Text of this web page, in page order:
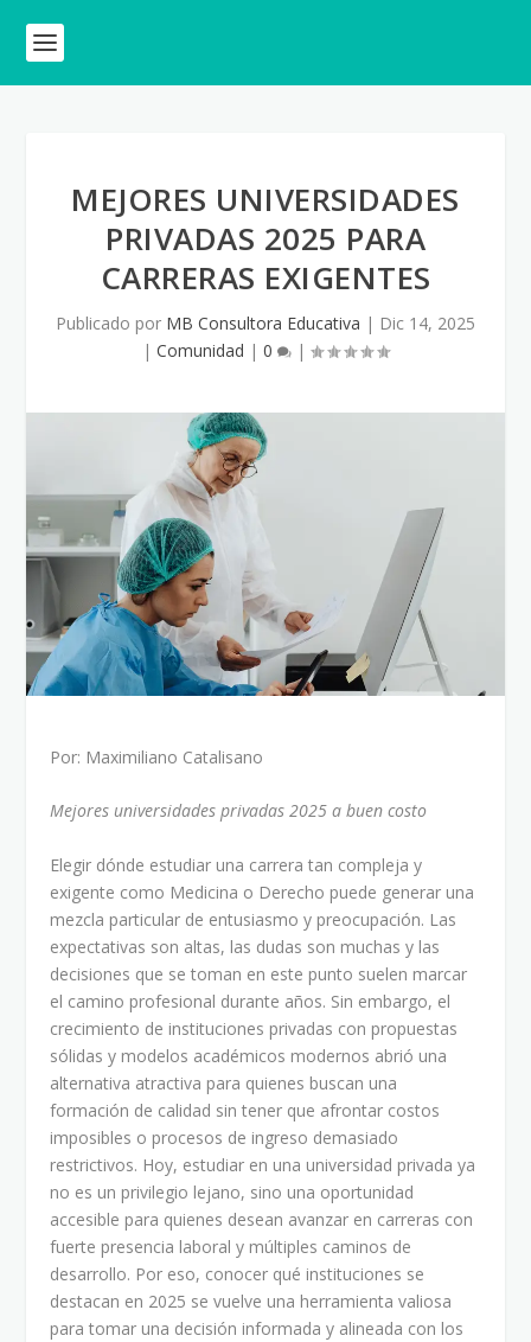
MEJORES UNIVERSIDADES
PRIVADAS 2025 PARA
CARRERAS EXIGENTES
Publicado por MB Consultora Educativa | Dic 14, 2025
| Comunidad | 0 |
Por: Maximiliano Catalisano
Mejores universidades privadas 2025 a buen costo
Elegir dónde estudiar una carrera tan compleja y
exigente como Medicina o Derecho puede generar una
mezcla particular de entusiasmo y preocupación. Las
expectativas son altas, las dudas son muchas y las
decisiones que se toman en este punto suelen marcar
el camino profesional durante años. Sin embargo, el
crecimiento de instituciones privadas con propuestas
sólidas y modelos académicos modernos abrió una
alternativa atractiva para quienes buscan una
formación de calidad sin tener que afrontar costos
imposibles o procesos de ingreso demasiado
restrictivos. Hoy, estudiar en una universidad privada ya
no es un privilegio lejano, sino una oportunidad
accesible para quienes desean avanzar en carreras con
fuerte presencia laboral y múltiples caminos de
desarrollo. Por eso, conocer qué instituciones se
destacan en 2025 se vuelve una herramienta valiosa
para tomar una decisión informada y alineada con los